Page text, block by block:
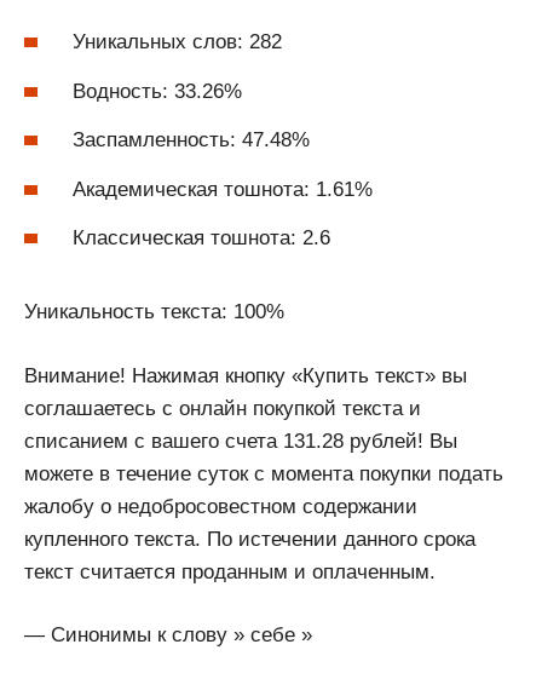
Уникальных слов: 282
Водность: 33.26%
Заспамленность: 47.48%
Академическая тошнота: 1.61%
Классическая тошнота: 2.6
Уникальность текста: 100%
Внимание! Нажимая кнопку «Купить текст» вы
соглашаетесь с онлайн покупкой текста и
списанием с вашего счета 131.28 рублей! Вы
можете в течение суток с момента покупки подать
жалобу о недобросовестном содержании
купленного текста. По истечении данного срока
текст считается проданным и оплаченным.
— Синонимы к слову » себе »